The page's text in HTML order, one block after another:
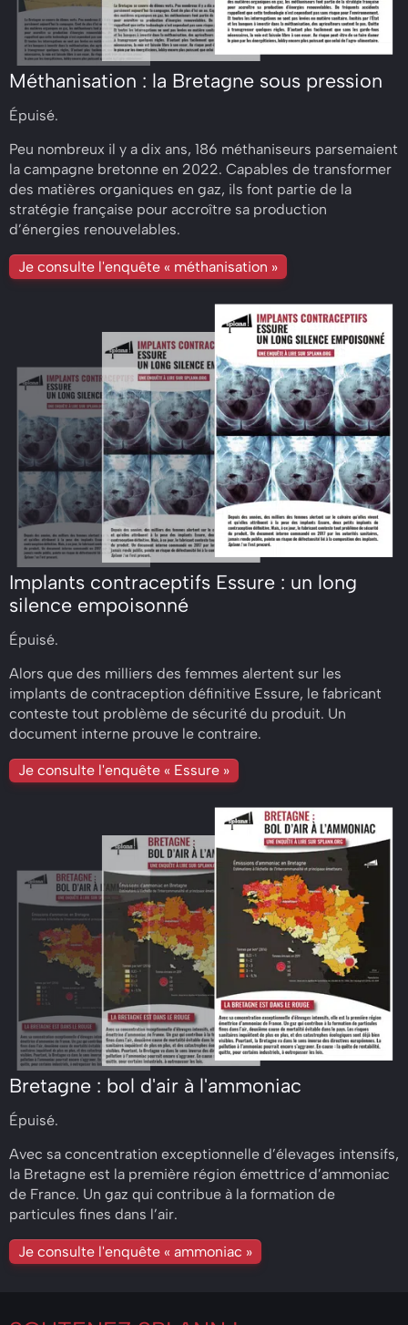
Méthanisation : la Bretagne sous pression
Épuisé.
Peu nombreux il y a dix ans, 186 méthaniseurs parsemaient
la campagne bretonne en 2022. Capables de transformer
des matières organiques en gaz, ils font partie de la
stratégie française pour accroître sa production
d’énergies renouvelables.
Je consulte l'enquête « méthanisation »
Implants contraceptifs Essure : un long
silence empoisonné
Épuisé.
Alors que des milliers des femmes alertent sur les
implants de contraception définitive Essure, le fabricant
conteste tout problème de sécurité du produit. Un
document interne prouve le contraire.
Je consulte l'enquête « Essure »
Bretagne : bol d'air à l'ammoniac
Épuisé.
Avec sa concentration exceptionnelle d’élevages intensifs,
la Bretagne est la première région émettrice d’ammoniac
de France. Un gaz qui contribue à la formation de
particules fines dans l’air.
Je consulte l'enquête « ammoniac »